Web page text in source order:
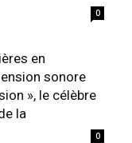
0
en
sonore
», le célèbre
la
0